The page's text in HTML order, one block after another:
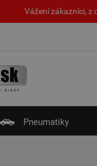
Vážení zákazníci, z
Pneumatiky